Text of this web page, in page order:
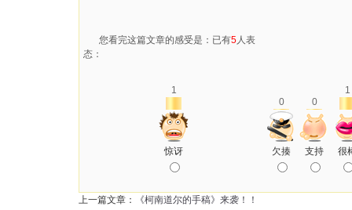
您看完这篇文章的感受是：已有5人表
态：
1
0
0
1
惊讶 欠揍 支持 很
上一篇文章： 《柯南道尔的手稿》来袭！！